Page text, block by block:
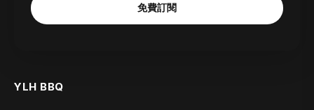
免費訂閱
YLH BBQ